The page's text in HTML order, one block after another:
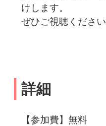
けします。
ぜひご視聴ください
詳細
【参加費】無料